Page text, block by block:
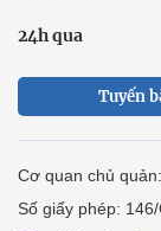
24h qua
Tuyến
Cơ quan chủ
Số giấy phép: